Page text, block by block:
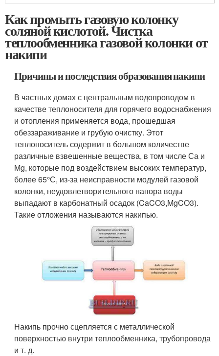
Как промыть газовую колонку
соляной кислотой. Чистка
теплообменника газовой колонки от
накипи
Причины и последствия образования накипи
В частных домах с центральным водопроводом в
качестве теплоносителя для горячего водоснабжения
и отопления применяется вода, прошедшая
обеззараживание и грубую очистку. Этот
теплоноситель содержит в большом количестве
различные взвешенные вещества, в том числе Са и
Mg, которые под воздействием высоких температур,
более 65°С, из-за неисправности модулей газовой
колонки, неудовлетворительного напора воды
выпадают в карбонатный осадок (CaCO3,MgCO3).
Такие отложения называются накипью.
Накипь прочно сцепляется с металлической
поверхностью внутри теплообменника, трубопровода
и т. д.